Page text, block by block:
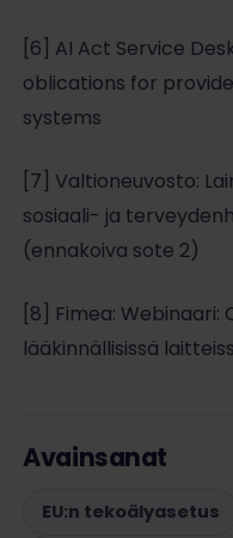
[6] AI Act Service
oblications for
systems
[7] Valtioneuvosto:
sosiaali- ja
(ennakoiva sote 2)
[8] Fimea:
lääkinnällisissä
Avainsanat
EU:n tekoälyasetus